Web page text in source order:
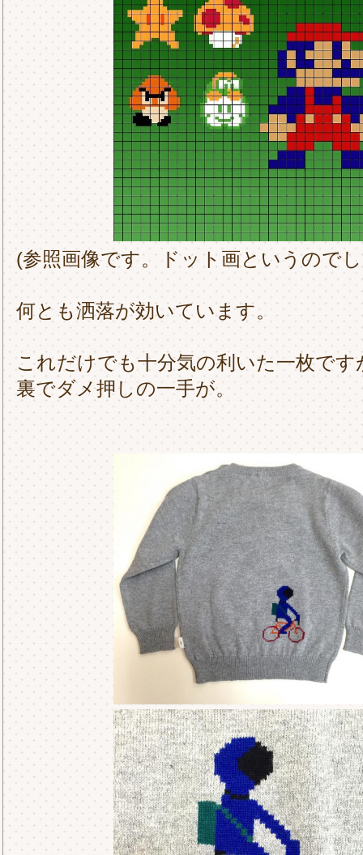
(参照画像です。ドット画というので
何とも洒落が効いています。
これだけでも十分気の利いた一枚です
裏でダメ押しの一手が。